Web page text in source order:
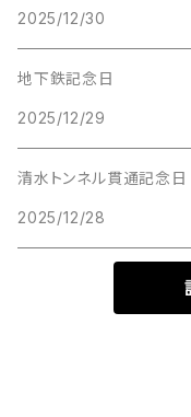
2025/12/30
地下鉄記念日
2025/12/29
清水トンネル貫通記念日
2025/12/28